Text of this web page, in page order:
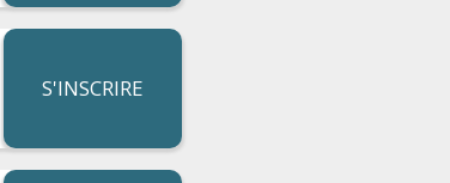
S'INSCRIRE